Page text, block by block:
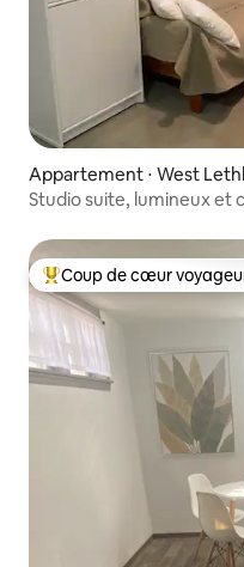
Appartement ⋅ West
Studio suite, lumineux et
Coups de cœur
Coup de cœur